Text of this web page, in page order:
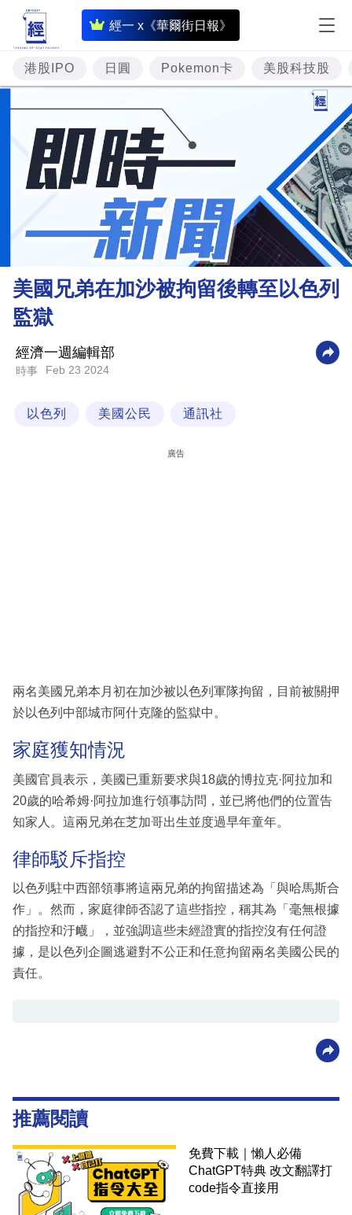
經一 x《華爾街日報》
即
時
財
經
專
題
投
資
樓
市
財
業
科
區
港股IPO 日圓 Pokemon卡 美股科技股
美國兄弟在加沙被拘留後轉至以色列
監獄
經濟一週編輯部
時事 Feb 23 2024
以色列 美國公民 通訊社
廣告
兩名美國兄弟本月初在加沙被以色列軍隊拘留，目前被關押
於以色列中部城市阿什克隆的監獄中。
家庭獲知情況
美國官員表示，美國已重新要求與18歲的博拉克·阿拉加和
20歲的哈希姆·阿拉加進行領事訪問，並已將他們的位置告
知家人。這兩兄弟在芝加哥出生並度過早年童年。
律師駁斥指控
以色列駐中西部領事將這兩兄弟的拘留描述為「與哈馬斯合
作」。然而，家庭律師否認了這些指控，稱其為「毫無根據
的指控和汙衊」，並強調這些未經證實的指控沒有任何證
據，是以色列企圖逃避對不公正和任意拘留兩名美國公民的
責任。
推薦閱讀
免費下載｜懶人必備
ChatGPT特典 改文翻譯打
code指令直接用